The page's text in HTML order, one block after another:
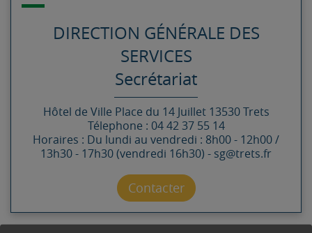
DIRECTION GÉNÉRALE DES
SERVICES
Secrétariat
Hôtel de Ville Place du 14 Juillet 13530 Trets
Télephone : 04 42 37 55 14
Horaires : Du lundi au vendredi : 8h00 - 12h00 /
13h30 - 17h30 (vendredi 16h30) - sg@trets.fr
Contacter par mail
Contacter